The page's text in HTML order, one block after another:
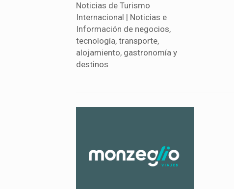
Noticias de Turismo
Internacional | Noticias e
Información de negocios,
tecnología, transporte,
alojamiento, gastronomía y
destinos